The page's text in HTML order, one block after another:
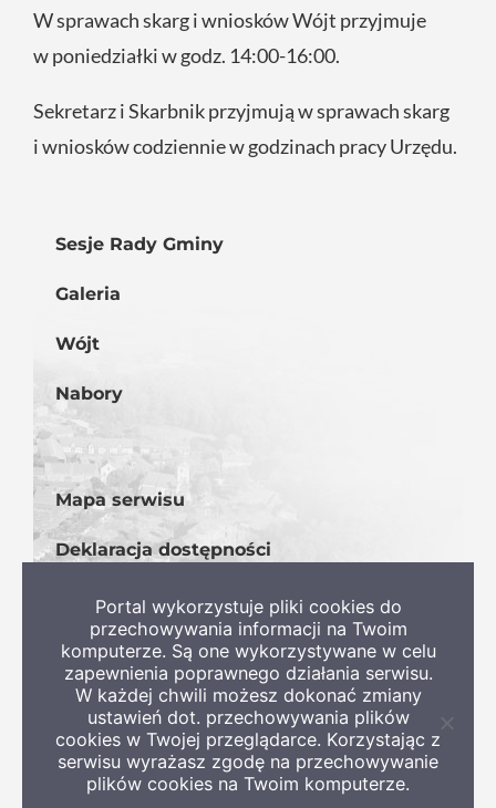
W sprawach skarg i wniosków Wójt przyjmuje
w poniedziałki w godz. 14:00-16:00.
Sekretarz i Skarbnik przyjmują w sprawach skarg
i wniosków codziennie w godzinach pracy Urzędu.
Sesje Rady Gminy
Galeria
Wójt
Nabory
Mapa serwisu
Deklaracja dostępności
Copyright 2022 Gmina Szczaniec
Portal wykorzystuje pliki cookies do
przechowywania informacji na Twoim
komputerze. Są one wykorzystywane w celu
zapewnienia poprawnego działania serwisu.
W każdej chwili możesz dokonać zmiany
ustawień dot. przechowywania plików
cookies w Twojej przeglądarce. Korzystając z
serwisu wyrażasz zgodę na przechowywanie
plików cookies na Twoim komputerze.